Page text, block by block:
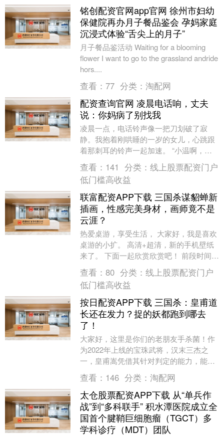
铭创配资官网app官网 徐州市妇幼
保健院再办月子餐品鉴会 孕妈家庭
沉浸式体验“舌尖上的月子”
月子餐品鉴活动 Waiting for a blooming
flower I want to go to the grassland andride
hors....
查看： 77 分类： 淘配网
配资查询官网 凌晨电话响，丈夫
说：你妈病了别找我
凌晨一点，电话铃声像一把刀划破了寂
静。我抱着刚哄睡的一岁的女儿，心跳跟
着那刺耳的铃声一起加速。 “小温啊，你
妈突然胸闷，昏过去了！小磊是不是到家
了？快让他开车送....
查看： 141 分类： 线上股票配资门户
低门槛高收益
联富配资APP下载 三国杀谋貂蝉新
插画，性感完美身材，画师竟不是
云涯？
热爱桌游，享受生活， 大家好，我是喜欢
桌游的小扩。 高清+超清，新的手机壁纸
来了。 下面一起欣赏欣赏吧！ 前段时间看
到谋貂蝉新插画， 还以为是谋貂蝉新皮
肤。 风....
查看： 80 分类： 线上股票配资门户
低门槛高收益
按日配资APP下载 三国杀：皇甫道
长还在发力？捉的妖都跑到哪去
了！
大家好，这里是你们的老朋友手杀菌！作
为2022年上线的宝珠武将，汉末三杰之
一，皇甫嵩凭借其针对判定的能力，能够
在斗地主模式之中狠狠逮捕神郭嘉，因此
被广大小伙伴亲....
查看： 146 分类： 淘配网
太仓股票配资APP下载 从“单兵作
战”到“多科联手” 积水潭医院成立全
国首个腱鞘巨细胞瘤（TGCT）多
学科诊疗（MDT）团队